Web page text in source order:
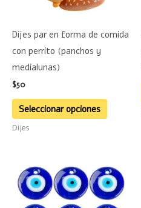
Dijes par en forma de comida
con perrito (panchos y
medialunas)
$50
Seleccionar opciones
pueden
de
Dijes
de
precios:
desde
Este
producto
tiene